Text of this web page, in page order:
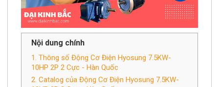
Nội dung chính
​1. Thông số Động Cơ Điện Hyosung 7.5KW-
10HP 2P 2 Cực - Hàn Quốc